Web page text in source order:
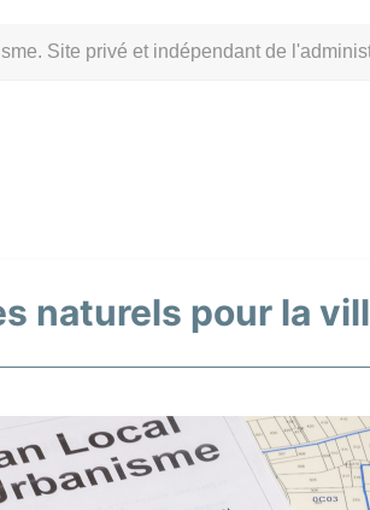
Site privé et indépendant de
naturels pour la